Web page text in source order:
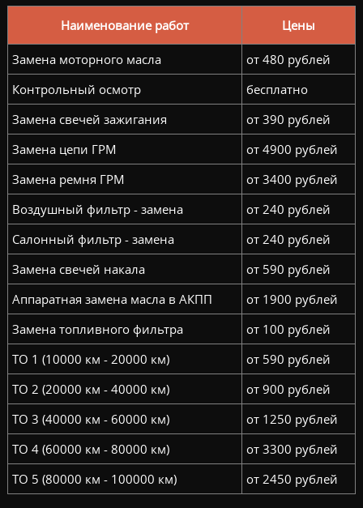
Наименование работ Цены
Замена моторного масла
от 480 рублей
Контрольный осмотр
бесплатно
Замена свечей зажигания
от 390 рублей
Замена цепи ГРМ
от 4900 рублей
Замена ремня ГРМ
от 3400 рублей
Воздушный фильтр - замена
от 240 рублей
Салонный фильтр - замена
от 240 рублей
Замена свечей накала
от 590 рублей
Аппаратная замена масла в АКПП
от 1900 рублей
Замена топливного фильтра
от 100 рублей
ТО 1 (10000 км - 20000 км)
от 590 рублей
ТО 2 (20000 км - 40000 км)
от 900 рублей
ТО 3 (40000 км - 60000 км)
от 1250 рублей
ТО 4 (60000 км - 80000 км)
от 3300 рублей
ТО 5 (80000 км - 100000 км)
от 2450 рублей